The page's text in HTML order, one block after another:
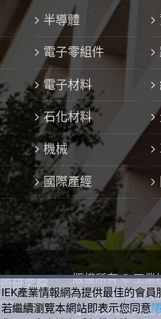
半導體
電子零組件
電子材料
石化材料
機械
國際產經
版權所有 © 工業
310 臺灣新竹
+886-3-
IEK產業情報網為提供最佳的會
若繼續瀏覽本網站即表示您同意